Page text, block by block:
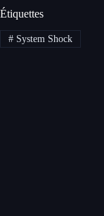
Étiquettes
#System Shock